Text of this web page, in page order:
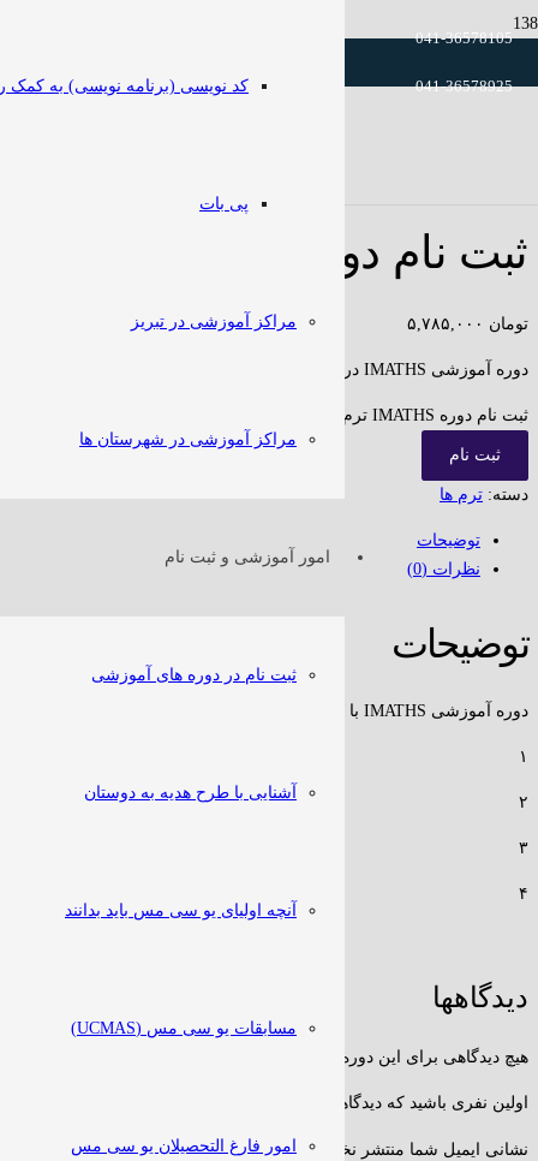
041-36578105
041-36578925 کد نویسی (برنامه نویسی) به کمک
پی بات
مراکز آموزشی در تبریز
مراکز آموزشی در شهرستان ها
امور آموزشی و ثبت نام
ثبت نام در دوره های آموزشی
آشنایی با طرح هدیه به دوستان
آنچه اولیای یو سی مس باید بدانند
مسابقات یو سی مس (UCMAS)
امور فارغ التحصیلان یو سی مس
ثبت نام دوره IMATHS ترم اول
تومان
دوره آموزشی IMATHS در تبریز
ثبت نام دوره IMATHS ترم اول عدد
ثبت نام
دسته: ترم ها
توضیحات
نظرات (0)
توضیحات
دوره آموزشی IMATHS با توضیحات زیر:
۱
۲
۳
۴
دیدگاهها
هیچ دیدگاهی برای این دوره نوشته نشده است.
اولین نفری باشید که دیدگاهی را ارسال می کنید برای “ثبت نام دوره IMATHS ترم اول”
نشانی ایمیل شما منتشر نخواهد شد. بخش‌های موردنیاز علامت‌گذاری